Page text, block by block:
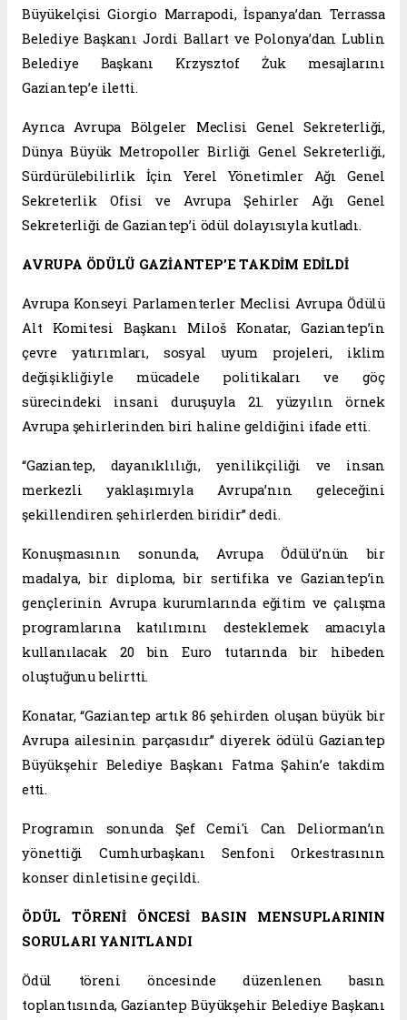
Büyükelçisi Giorgio Marrapodi, İspanya’dan Terrassa
Belediye Başkanı Jordi Ballart ve Polonya’dan Lublin
Belediye Başkanı Krzysztof Żuk mesajlarını
Gaziantep’e iletti.
Ayrıca Avrupa Bölgeler Meclisi Genel Sekreterliği,
Dünya Büyük Metropoller Birliği Genel Sekreterliği,
Sürdürülebilirlik İçin Yerel Yönetimler Ağı Genel
Sekreterlik Ofisi ve Avrupa Şehirler Ağı Genel
Sekreterliği de Gaziantep’i ödül dolayısıyla kutladı.
AVRUPA ÖDÜLÜ GAZİANTEP’E TAKDİM EDİLDİ
Avrupa Konseyi Parlamenterler Meclisi Avrupa Ödülü
Alt Komitesi Başkanı Miloš Konatar, Gaziantep’in
çevre yatırımları, sosyal uyum projeleri, iklim
değişikliğiyle mücadele politikaları ve göç
sürecindeki insani duruşuyla 21. yüzyılın örnek
Avrupa şehirlerinden biri haline geldiğini ifade etti.
“Gaziantep, dayanıklılığı, yenilikçiliği ve insan
merkezli yaklaşımıyla Avrupa’nın geleceğini
şekillendiren şehirlerden biridir” dedi.
Konuşmasının sonunda, Avrupa Ödülü’nün bir
madalya, bir diploma, bir sertifika ve Gaziantep’in
gençlerinin Avrupa kurumlarında eğitim ve çalışma
programlarına katılımını desteklemek amacıyla
kullanılacak 20 bin Euro tutarında bir hibeden
oluştuğunu belirtti.
Konatar, “Gaziantep artık 86 şehirden oluşan büyük bir
Avrupa ailesinin parçasıdır” diyerek ödülü Gaziantep
Büyükşehir Belediye Başkanı Fatma Şahin’e takdim
etti.
Programın sonunda Şef Cemi'i Can Deliorman’ın
yönettiği Cumhurbaşkanı Senfoni Orkestrasının
konser dinletisine geçildi.
ÖDÜL TÖRENİ ÖNCESİ BASIN MENSUPLARININ
SORULARI YANITLANDI
Ödül töreni öncesinde düzenlenen basın
toplantısında, Gaziantep Büyükşehir Belediye Başkanı